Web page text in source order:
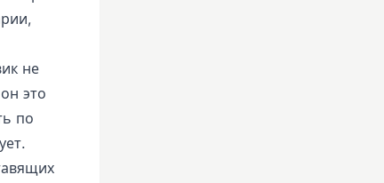
не
это
по